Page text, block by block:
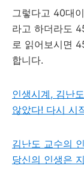
그렇다고 40대
라고 하더라도
로 읽어보시면
합니다.
인생시계, 김난
않았다! 다시 시
김난도 교수의
당신의 인생은